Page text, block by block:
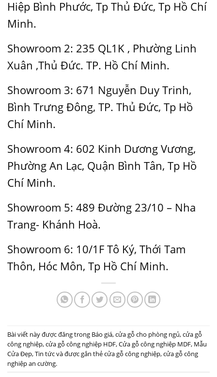
Hiệp Bình Phước, Tp Thủ Đức, Tp Hồ Chí
Minh.
Showroom 2: 235 QL1K , Phường Linh
Xuân ,Thủ Đức. TP. Hồ Chí Minh.
Showroom 3: 671 Nguyễn Duy Trinh,
Bình Trưng Đông, TP. Thủ Đức, Tp Hồ
Chí Minh.
Showroom 4: 602 Kinh Dương Vương,
Phường An Lạc, Quận Bình Tân, Tp Hồ
Chí Minh.
Showroom 5: 489 Đường 23/10 – Nha
Trang- Khánh Hoà.
Showroom 6: 10/1F Tô Ký, Thới Tam
Thôn, Hóc Môn, Tp Hồ Chí Minh.
Bài viết này được đăng trong Báo giá,cửa gỗ cho phòng ngủ,cửa gỗ
công nghiệp,cửa gỗ công nghiệp HDF,Cửa gỗ công nghiệp MDF, Mẫu
Cửa Đẹp,Tin tứcvà được gắn thẻcửa gỗ công nghiệp,cửa gỗ công
nghiệp an cường.